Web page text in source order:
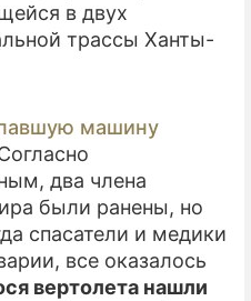
О ПРОЕКТЕ
в двух
трассы Ханты-
машину
два члена
были ранены, но
спасатели и медики
все оказалось
вертолета нашли